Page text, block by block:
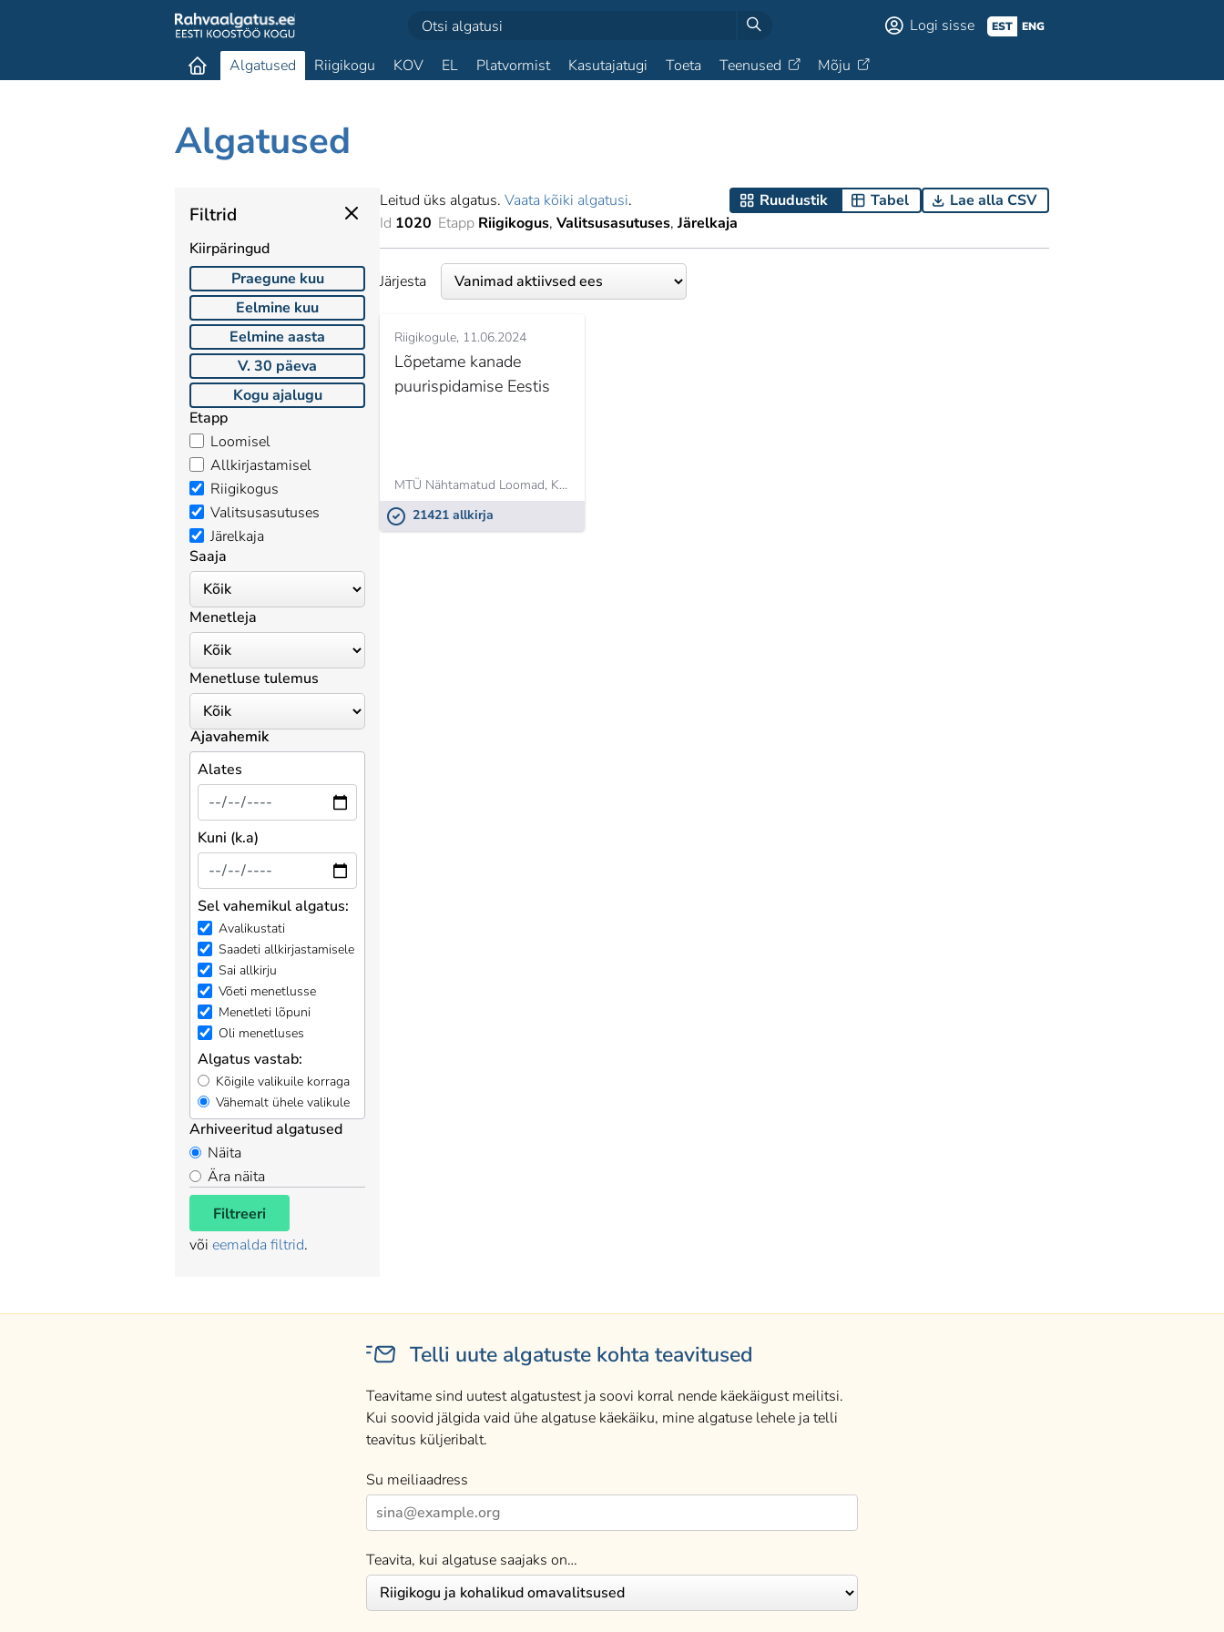
Logi sisse EST ENG
Algatused Riigikogu KOV EL Platvormist Kasutajatugi Toeta Teenused Mõju
Algatused
Filtrid
Kiirpäringud
Praegune kuu
Eelmine kuu
Eelmine aasta
V. 30 päeva
Kogu ajalugu
Etapp
Loomisel
Allkirjastamisel
Riigikogus
Valitsusasutuses
Järelkaja
Saaja
Menetleja
Menetluse tulemus
Ajavahemik
Alates
Kuni (k.a)
Sel vahemikul algatus:
Avalikustati
Saadeti allkirjastamisele
Sai allkirju
Võeti menetlusse
Menetleti lõpuni
Oli menetluses
Algatus vastab:
Kõigile valikuile korraga
Vähemalt ühele valikule
Arhiveeritud algatused
Näita
Ära näita
Filtreeri
või eemalda filtrid.
Leitud üks algatus. Vaata kõiki algatusi. Ruudustik Tabel
Lae alla CSV
Id 1020 Etapp Riigikogus Valitsusasutuses Järelkaja
Järjesta
Riigikogule 11.06.2024
Lõpetame kanade
puurispidamise Eestis
MTÜ Nähtamatud Loomad, Kristina Mering
21421 allkirja
Telli uute algatuste kohta teavitused
Teavitame sind uutest algatustest ja soovi korral nende käekäigust meilitsi.
Kui soovid jälgida vaid ühe algatuse käekäiku, mine algatuse lehele ja telli
teavitus küljeribalt.
Su meiliaadress
Teavita, kui algatuse saajaks on…